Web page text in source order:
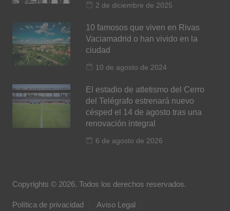
2 de diciembre de 2025
10 famosos que viven en Rivas
Vaciamadrid o han vivido en la
ciudad
10 de agosto de 2024
El estadio de atletismo del Cerro
del Telégrafo estrenará nuevo
césped el 14 de agosto tras una
renovación integral
6 de agosto de 2026
Copyrights © 2026. Todos los derechos reservados.
Política de privacidad Aviso Legal